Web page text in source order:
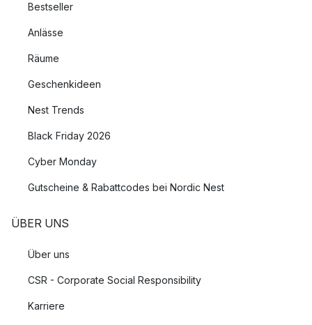
Bestseller
Anlässe
Räume
Geschenkideen
Nest Trends
Black Friday 2026
Cyber Monday
Gutscheine & Rabattcodes bei Nordic Nest
ÜBER UNS
Über uns
CSR - Corporate Social Responsibility
Karriere